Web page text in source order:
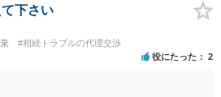
その費用も支払うべきものとして頭に置
に戻して、弁護士に対する手数料です
よりますが、法テラスに御連絡なさって
任してもらうのが一番安上がりでしょ
てもしばらく先になる）ようですので、
下さい
#相続トラブルの代理交渉
役にたった 2